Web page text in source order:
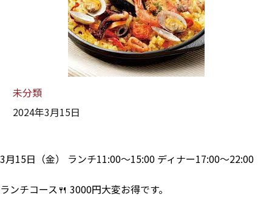
未分類
2024年3月15日
3月15日（金） ランチ11:00～15:00 ディナー17:00～22:00
ランチコース🍴 3000円大変お得です。